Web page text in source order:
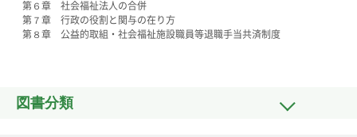
第６章 社会福祉法人の合併
第７章 行政の役割と関与の在り方
第８章 公益的取組・社会福祉施設職員等退職手当共済制度
図書分類